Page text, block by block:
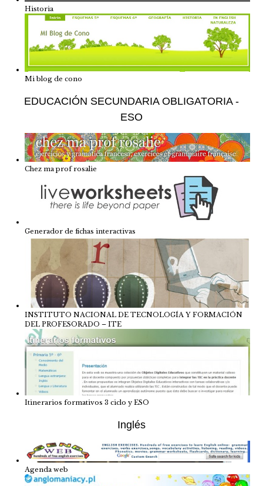
Historia
Mi blog de cono
EDUCACIÓN SECUNDARIA OBLIGATORIA -
ESO
Chez ma prof rosalie
Generador de fichas interactivas
INSTITUTO NACIONAL DE TECNOLOGÍA Y FORMACIÓN
DEL PROFESORADO – ITE
Itinerarios formativos 3 ciclo y ESO
Inglés
Agenda web